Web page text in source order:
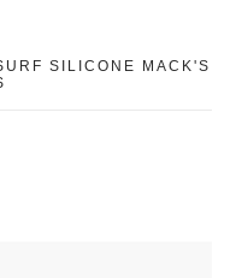
SILICONE MACK'S